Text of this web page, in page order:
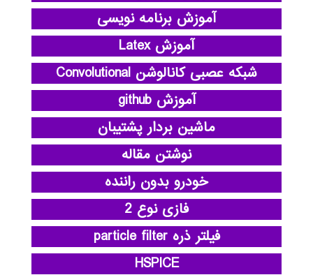
آموزش برنامه نویسی
آموزش Latex
شبکه عصبی کانالوشن Convolutional
آموزش github
ماشین بردار پشتیبان
نوشتن مقاله
خودرو بدون راننده
فازی نوع 2
فیلتر ذره particle filter
HSPICE